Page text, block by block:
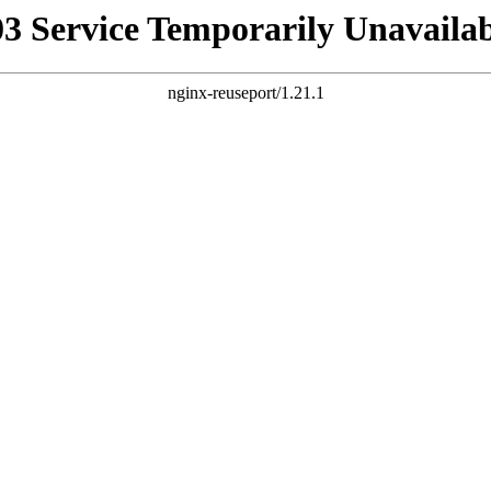
Service Temporarily
nginx-reuseport/1.21.1